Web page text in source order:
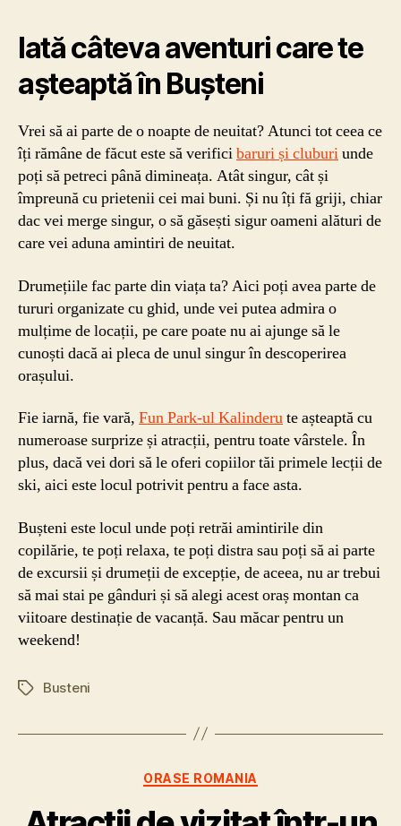
Iată câteva aventuri care te
așteaptă în Bușteni
Vrei să ai parte de o noapte de neuitat? Atunci tot ceea ce
îți rămâne de făcut este să verificibaruri și cluburiunde
poți să petreci până dimineața. Atât singur, cât și
împreună cu prietenii cei mai buni. Și nu îți fă griji, chiar
dac vei merge singur, o să găsești sigur oameni alături de
care vei aduna amintiri de neuitat.
Drumețiile fac parte din viața ta? Aici poți avea parte de
tururi organizate cu ghid, unde vei putea admira o
mulțime de locații, pe care poate nu ai ajunge să le
cunoști dacă ai pleca de unul singur în descoperirea
orașului.
Fie iarnă, fie vară, Fun Park-ul Kalinderute așteaptă cu
numeroase surprize și atracții, pentru toate vârstele. În
plus, dacă vei dori să le oferi copiilor tăi primele lecții de
ski, aici este locul potrivit pentru a face asta.
Bușteni este locul unde poți retrăi amintirile din
copilărie, te poți relaxa, te poți distra sau poți să ai parte
de excursii și drumeții de excepție, de aceea, nu ar trebui
să mai stai pe gânduri și să alegi acest oraș montan ca
viitoare destinație de vacanță. Sau măcar pentru un
weekend!
Etichete
Busteni
Categorii
ORASE ROMANIA